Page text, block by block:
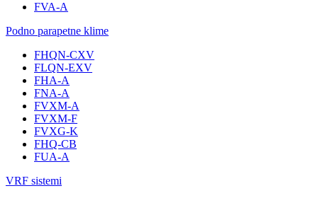
FVA-A
Podno parapetne klime
FHQN-CXV
FLQN-EXV
FHA-A
FNA-A
FVXM-A
FVXM-F
FVXG-K
FHQ-CB
FUA-A
VRF sistemi